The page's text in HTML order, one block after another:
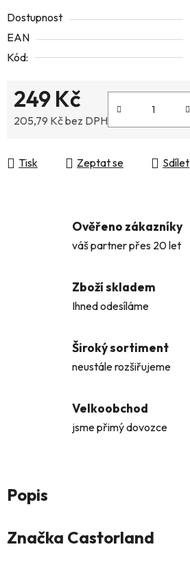
Dostupnost
EAN
Kód:
249 Kč
205,79 Kč bez DPH
Tisk Zeptat se Sdílet
Ověřeno zákazníky
váš partner přes 20 let
Zboží skladem
Ihned odesíláme
Široký sortiment
neustále rozšiřujeme
Velkoobchod
jsme přimý dovozce
Popis
Značka Castorland